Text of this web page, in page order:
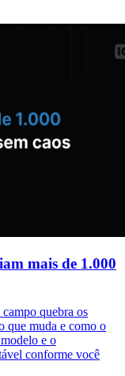
mais de 1.000
quebra os
que muda e como o
e o
conforme você